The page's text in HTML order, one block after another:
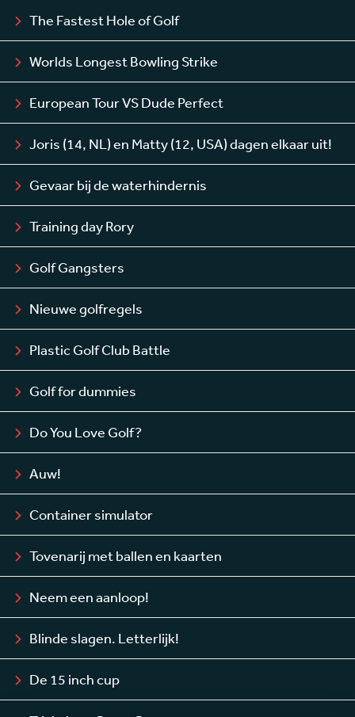
The Fastest Hole of Golf
Worlds Longest Bowling Strike
European Tour VS Dude Perfect
Joris (14, NL) en Matty (12, USA) dagen elkaar uit!
Gevaar bij de waterhindernis
Training day Rory
Golf Gangsters
Nieuwe golfregels
Plastic Golf Club Battle
Golf for dummies
Do You Love Golf?
Auw!
Container simulator
Tovenarij met ballen en kaarten
Neem een aanloop!
Blinde slagen. Letterlijk!
De 15 inch cup